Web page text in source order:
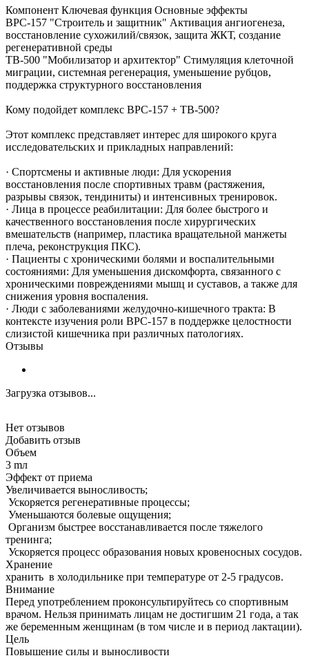
Компонент Ключевая функция Основные эффекты
BPC-157 "Строитель и защитник" Активация ангиогенеза,
восстановление сухожилий/связок, защита ЖКТ, создание
регенеративной среды
TB-500 "Мобилизатор и архитектор" Стимуляция клеточной
миграции, системная регенерация, уменьшение рубцов,
поддержка структурного восстановления
Кому подойдет комплекс BPC-157 + TB-500?
Этот комплекс представляет интерес для широкого круга
исследовательских и прикладных направлений:
· Спортсмены и активные люди: Для ускорения
восстановления после спортивных травм (растяжения,
разрывы связок, тендиниты) и интенсивных тренировок.
· Лица в процессе реабилитации: Для более быстрого и
качественного восстановления после хирургических
вмешательств (например, пластика вращательной манжеты
плеча, реконструкция ПКС).
· Пациенты с хроническими болями и воспалительными
состояниями: Для уменьшения дискомфорта, связанного с
хроническими повреждениями мышц и суставов, а также для
снижения уровня воспаления.
· Люди с заболеваниями желудочно-кишечного тракта: В
контексте изучения роли BPC-157 в поддержке целостности
слизистой кишечника при различных патологиях.
Отзывы
Загрузка отзывов...
Нет отзывов
Добавить отзыв
Объем
3 mл
Эффект от приема
Увеличивается выносливость;
Ускоряется регенеративные процессы;
Уменьшаются болевые ощущения;
Организм быстрее восстанавливается после тяжелого
тренинга;
Ускоряется процесс образования новых кровеносных сосудов.
Хранение
хранить в холодильнике при температуре от 2-5 градусов.
Внимание
Перед употреблением проконсультируйтесь со спортивным
врачом. Нельзя принимать лицам не достигшим 21 года, а так
же беременным женщинам (в том числе и в период лактации).
Цель
Повышение силы и выносливости